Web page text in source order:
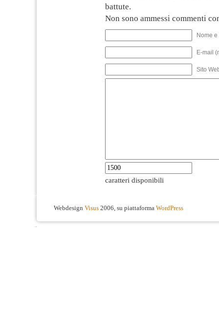
battute.
Non sono ammessi commenti
Nome
E-mail
Sito
caratteri disponibili
Webdesign Visus 2006, su piattaforma WordPress